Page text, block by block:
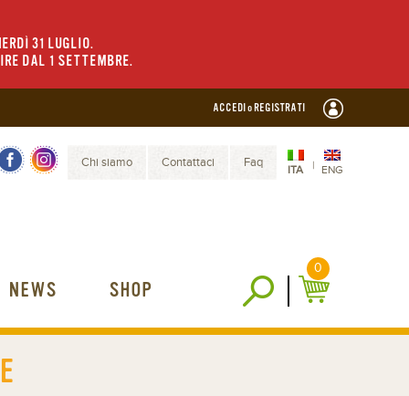
31 LUGLIO.
DAL 1 SETTEMBRE.
ACCEDI o REGISTRATI
ITA | ENG
Chi siamo Contattaci Faq
NEWS SHOP
0